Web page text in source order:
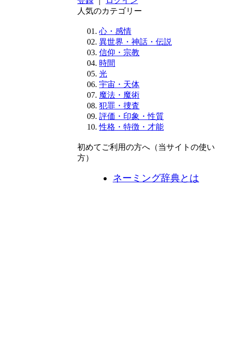
人気のカテゴリー
心・感情
異世界・神話・伝説
信仰・宗教
時間
光
宇宙・天体
魔法・魔術
犯罪・捜査
評価・印象・性質
性格・特徴・才能
初めてご利用の方へ（当サイトの使い
方）
ネーミング辞典とは